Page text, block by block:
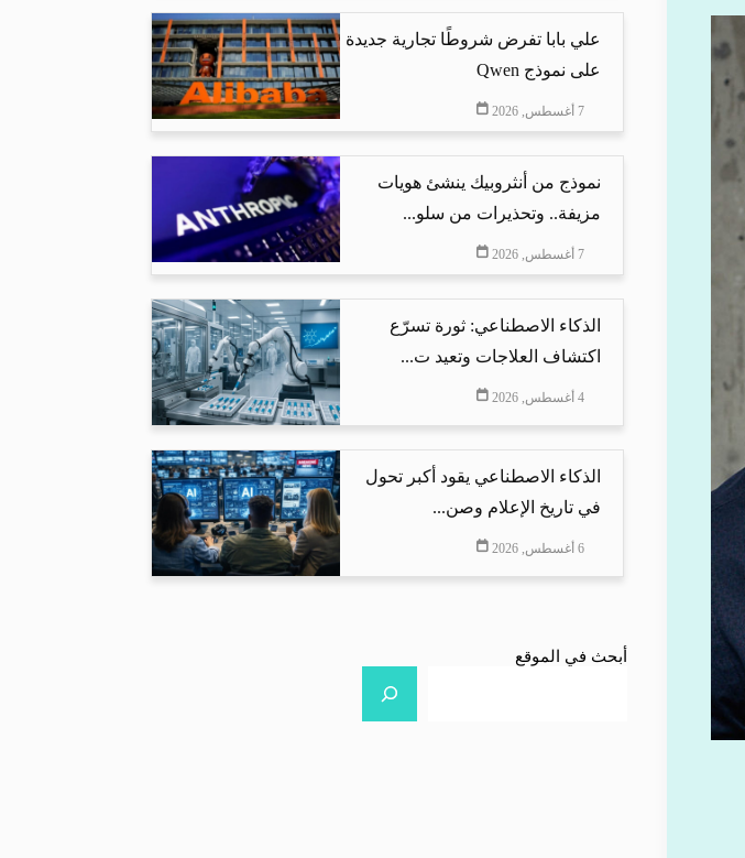
علي بابا تفرض شروطًا تجارية جديدة
على نموذج Qwen
7 أغسطس, 2026
نموذج من أنثروبيك ينشئ هويات
مزيفة.. وتحذيرات من سلو...
7 أغسطس, 2026
الذكاء الاصطناعي: ثورة تسرّع
اكتشاف العلاجات وتعيد ت...
4 أغسطس, 2026
الذكاء الاصطناعي يقود أكبر تحول
في تاريخ الإعلام وصن...
6 أغسطس, 2026
أبحث في الموقع